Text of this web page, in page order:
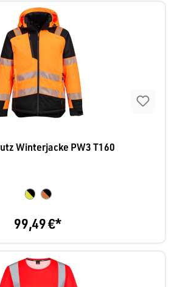
Winterjacke PW3 T160
99,49 €*